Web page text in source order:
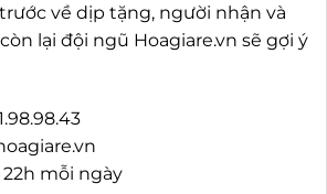
về dịp tặng, người nhận và
lại đội ngũ Hoagiare.vn sẽ gợi ý
mỗi ngày